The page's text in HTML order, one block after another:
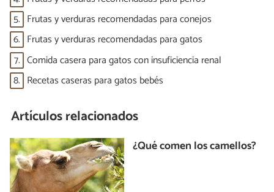
5. Frutas y verduras recomendadas para conejos
6. Frutas y verduras recomendadas para gatos
7. Comida casera para gatos con insuficiencia renal
8. Recetas caseras para gatos bebés
Artículos relacionados
¿Qué comen los camellos?